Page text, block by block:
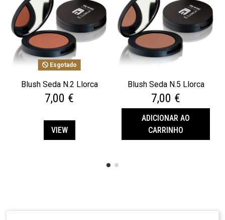
Esgotado
Blush Seda N.2 Llorca
7,00 €
VIEW
Blush Seda N.5 Llorca
7,00 €
ADICIONAR AO
CARRINHO